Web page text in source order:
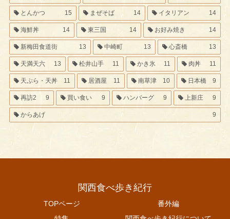
とんかつ 15 まぜそば 14 イタリアン 14
海鮮丼 14 東三国 14 お好み焼き 14
新梅田食道街 13 中崎町 13 心斎橋 13
天満天六 13 松井山手 11 かき氷 11 肉丼 11
天ぷら・天丼 11 居酒屋 11 南草津 10 日本橋 9
再訪2 9 買い食い 9 ハンバーグ 9 上新庄 9
からあげ 9
関西食べ歩き紀行
TOPページ
番外編